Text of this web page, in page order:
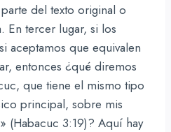
del texto original o
En tercer lugar, si los
aceptamos que equivalen
entonces ¿qué diremos
que tiene el mismo tipo
principal, sobre mis
(Habacuc 3:19)? Aquí hay